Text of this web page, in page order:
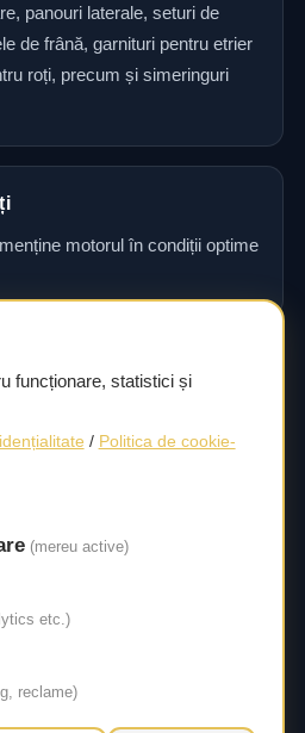
panouri laterale, seturi de
de frână, garnituri pentru etrier
roți, precum și simeringuri
motorul în condiții optime
tehnică
pentru alegerea pieselor
sau întreținerii corecte.
scurt, astfel încât să aveți
fără întârzieri.
funcționare, statistici și
/ Politica de cookie-
(mereu active)
etc.)
reclame)